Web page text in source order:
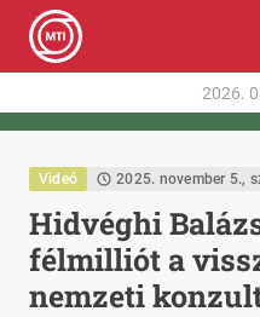
2026.
Videó 2025. november 5.,
Hidvéghi
félmilliót a
nemzeti